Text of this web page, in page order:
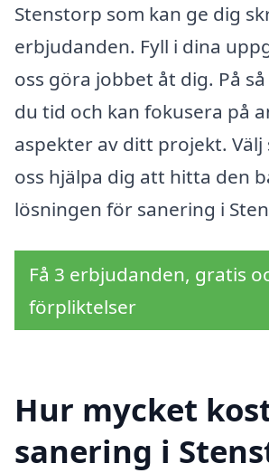
Stenstorp som kan ge dig
erbjudanden. Fyll i dina
oss göra jobbet åt dig. På
du tid och kan fokusera på
aspekter av ditt projekt.
oss hjälpa dig att hitta den
lösningen för sanering i
Få 3 erbjudanden, gratis
förpliktelser
Hur mycket
sanering i